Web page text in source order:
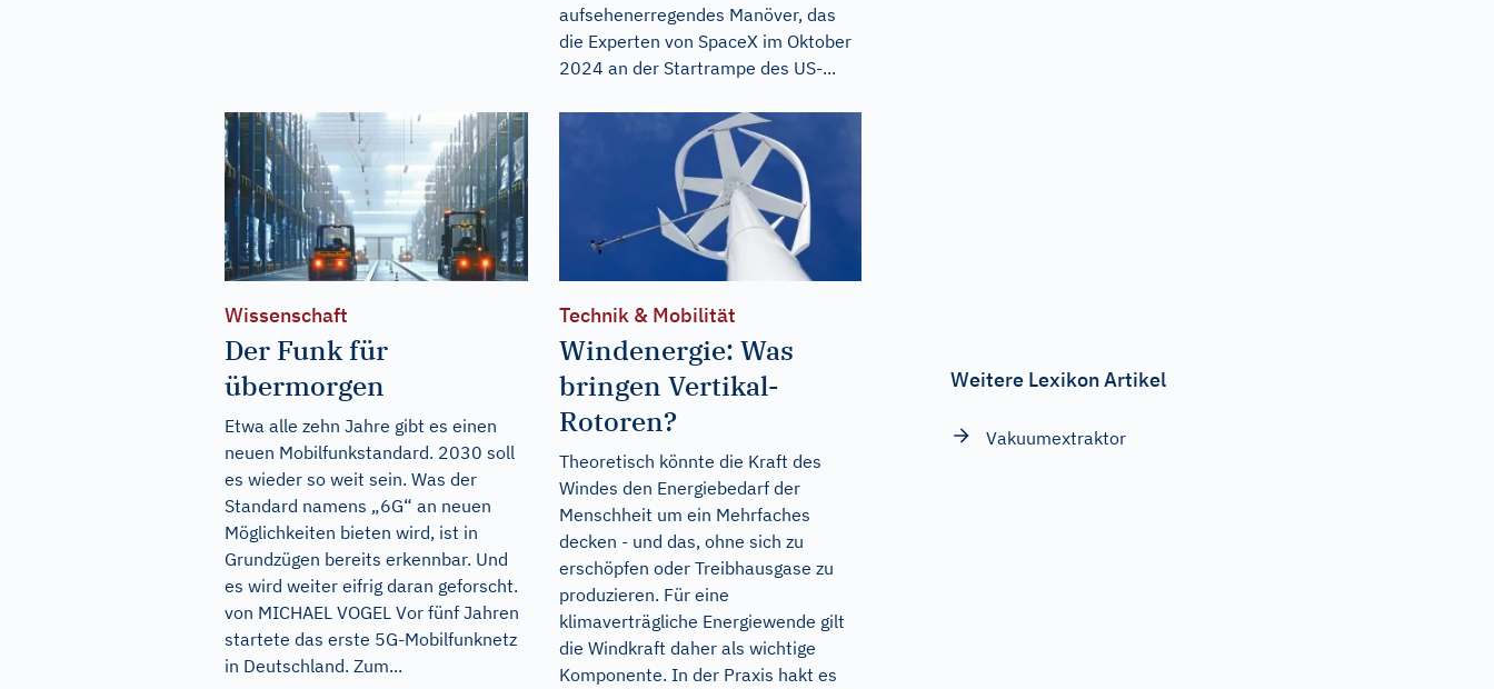
aufsehenerregendes Manöver, das
die Experten von SpaceX im Oktober
2024 an der Startrampe des US-...
Wissenschaft
Der Funk für
übermorgen
Etwa alle zehn Jahre gibt es einen
neuen Mobilfunkstandard. 2030 soll
es wieder so weit sein. Was der
Standard namens „6G“ an neuen
Möglichkeiten bieten wird, ist in
Grundzügen bereits erkennbar. Und
es wird weiter eifrig daran geforscht.
von MICHAEL VOGEL Vor fünf Jahren
startete das erste 5G-Mobilfunknetz
in Deutschland. Zum...
Technik & Mobilität
Windenergie: Was
bringen Vertikal-
Rotoren?
Theoretisch könnte die Kraft des
Windes den Energiebedarf der
Menschheit um ein Mehrfaches
decken - und das, ohne sich zu
erschöpfen oder Treibhausgase zu
produzieren. Für eine
klimaverträgliche Energiewende gilt
die Windkraft daher als wichtige
Komponente. In der Praxis hakt es
Weitere Lexikon Artikel
Vakuumextraktor